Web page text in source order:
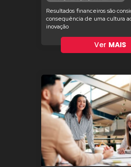
Resultados financeiros são
consequência de uma cultura
inovação
Ver MAIS